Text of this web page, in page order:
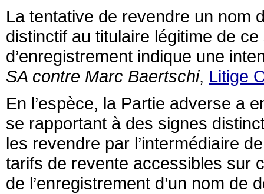
La tentative de revendre un nom
distinctif au titulaire légitime de
d’enregistrement indique une
SA contre Marc Baertschi, Litige
En l’espèce, la Partie adverse a
se rapportant à des signes
les revendre par l’intermédiaire
tarifs de revente accessibles sur
de l’enregistrement d’un nom de